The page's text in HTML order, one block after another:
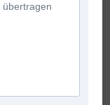
übertragen